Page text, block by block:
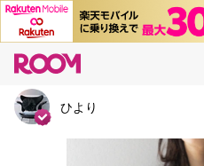
ひより